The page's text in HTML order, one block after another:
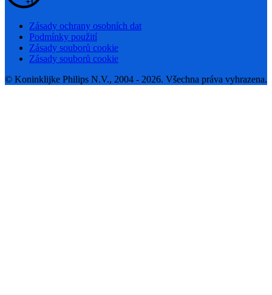
Zásady ochrany osobních dat
Podmínky použití
Zásady souborů cookie
Zásady souborů cookie
© Koninklijke Philips N.V., 2004 - 2026. Všechna práva vyhrazena.